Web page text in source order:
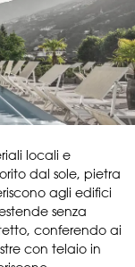
locali e
dal sole, pietra
agli edifici
senza
conferendo ai
con telaio in